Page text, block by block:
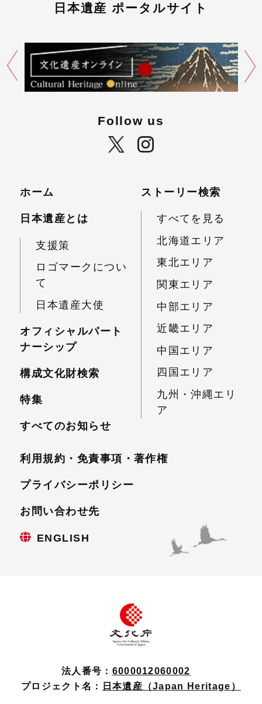
日本遺産 ポータルサイト
Follow us
ホーム
日本遺産とは
支援策
ロゴマークについ
て
日本遺産大使
オフィシャルパート
ナーシップ
構成文化財検索
特集
すべてのお知らせ
ストーリー検索
すべてを見る
北海道エリア
東北エリア
関東エリア
中部エリア
近畿エリア
中国エリア
四国エリア
九州・沖縄エリ
ア
利用規約・免責事項・著作権
プライバシーポリシー
お問い合わせ先
ENGLISH
法人番号： 6000012060002
プロジェクト名：
日本遺産（Japan Heritage）